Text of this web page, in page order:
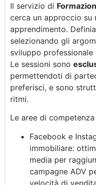
Il servizio di
cerca un approccio su
apprendimento.
selezionando gli
sviluppo
Le sessioni sono
permettendoti di
preferisci, e sono
ritmi.
Le aree di
Facebook e
immobiliare:
media per
campagne ADV
velocità di